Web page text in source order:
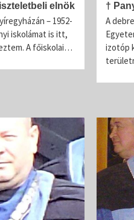
elnök
– 1952-
iskolámat is itt,
A főiskolai…
†
A
izotóp
A palinka
Pálinka Lovagrend
Szatmári
AZ